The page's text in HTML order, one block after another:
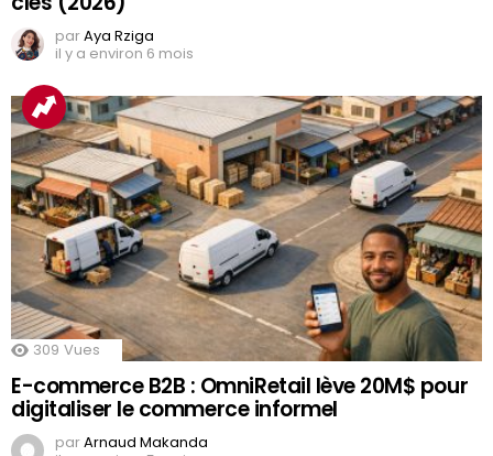
parAya Rziga
il y a environ 6 mois
309 Vues
E-commerce B2B : OmniRetail lève 20M$ pour
digitaliser le commerce informel
parArnaud Makanda